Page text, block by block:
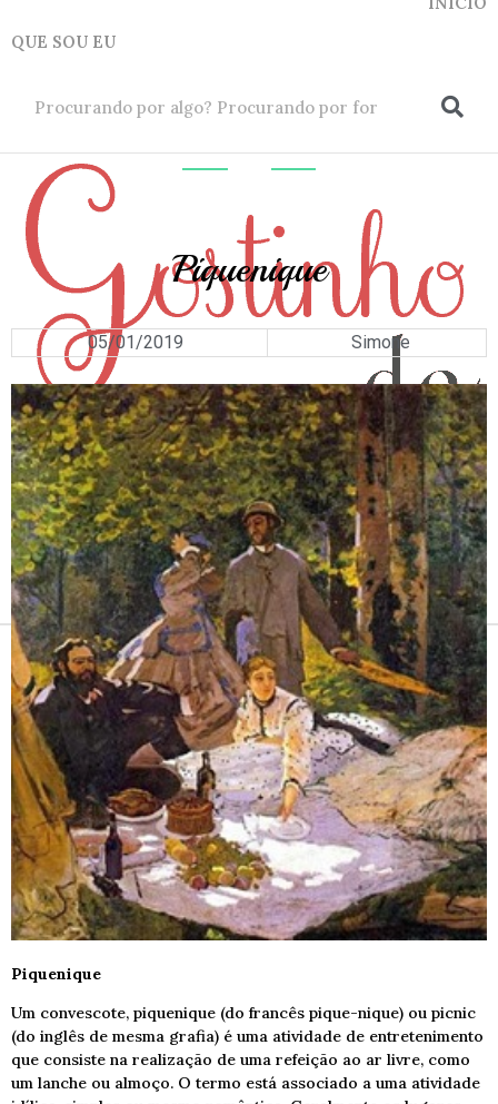
QUE SOU EU
Receitas e vinhos
Piquenique
05/01/2019 Simone
Piquenique
Um convescote, piquenique (do francês pique-nique) ou picnic
(do inglês de mesma grafia) é uma atividade de entretenimento
que consiste na realização de uma refeição ao ar livre, como
um lanche ou almoço. O termo está associado a uma atividade